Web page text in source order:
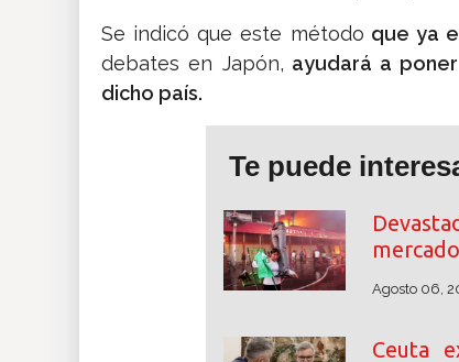
Se indicó que este método que ya
debates en Japón, ayudará a
dicho país.
Te puede
Agosto 06,
Ceuta